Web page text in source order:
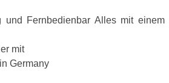
und Fernbedienbar Alles mit einem
mit
Germany